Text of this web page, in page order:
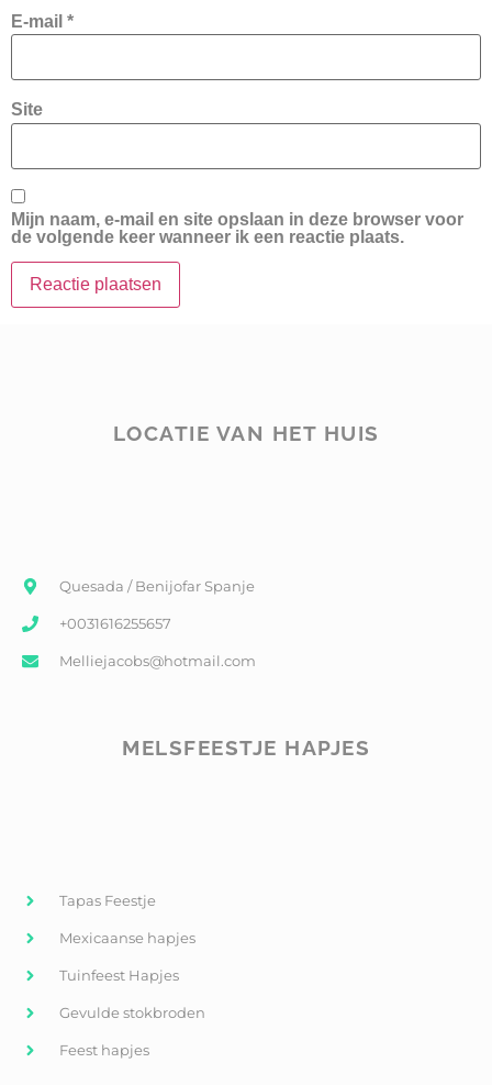
E-mail *
Site
Mijn naam, e-mail en site opslaan in deze browser voor
de volgende keer wanneer ik een reactie plaats.
LOCATIE VAN HET HUIS
Quesada / Benijofar Spanje
+0031616255657
Melliejacobs@hotmail.com
MELSFEESTJE HAPJES
Tapas Feestje
Mexicaanse hapjes
Tuinfeest Hapjes
Gevulde stokbroden
Feest hapjes